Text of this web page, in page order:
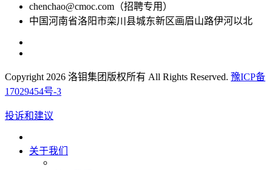
chenchao@cmoc.com（招聘专用）
中国河南省洛阳市栾川县城东新区画眉山路伊河以北
Copyright 2026 洛钼集团版权所有 All Rights Reserved. 豫ICP备
17029454号-3
投诉和建议
关于我们